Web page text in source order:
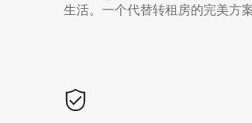
生活。一个代替转租房的完美方案